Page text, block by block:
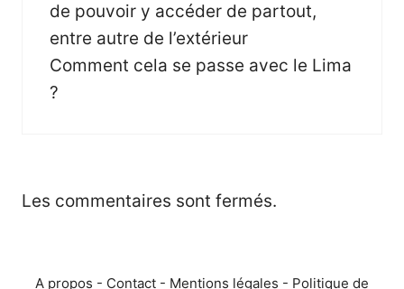
de pouvoir y accéder de partout,
entre autre de l’extérieur
Comment cela se passe avec le Lima
?
Les commentaires sont fermés.
A propos - Contact - Mentions légales - Politique de